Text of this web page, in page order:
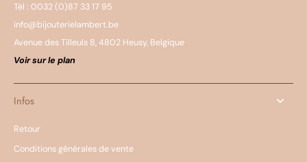
Tél : 0032 (0)87 33 17 95
info@bijouterielambert.be
Avenue des Tilleuls 8, 4802 Heusy, Belgique
Voir sur le plan
Infos
Retour
Conditions générales de vente